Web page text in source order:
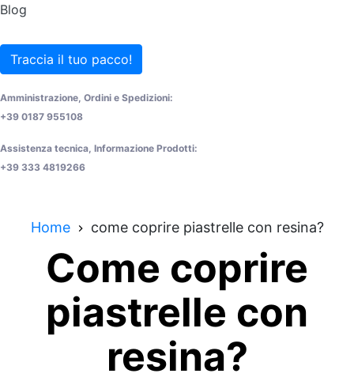
Blog
Traccia il tuo pacco!
Amministrazione, Ordini e Spedizioni:
+39 0187 955108
Assistenza tecnica, Informazione Prodotti:
+39 333 4819266
Home come coprire piastrelle con resina?
Come coprire
piastrelle con
resina?